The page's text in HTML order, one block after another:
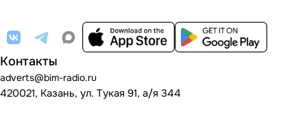
Контакты
adverts@bim-radio.ru
420021, Казань, ул. Тукая 91, а/я 344